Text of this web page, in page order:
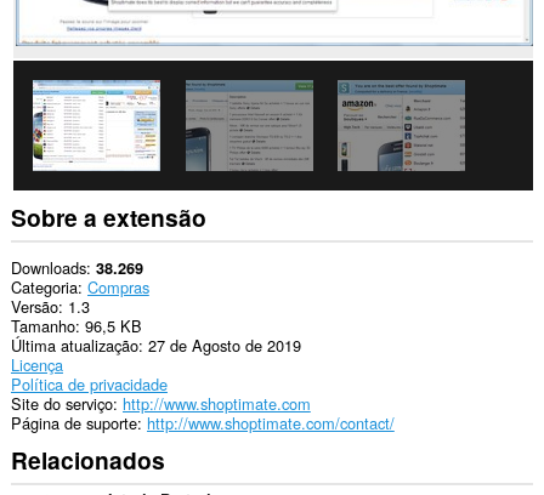
extension
can
create
rich
notifications
and
display
them
to
you
in
the
system
tray.
Esta
extensão
consegue
acessar
suas
guias
Sobre a extensão
Downloads 38.269
Categoria Compras
Versão 1.3
Tamanho 96,5 KB
Última atualização 27 de Agosto de 2019
Licença
Política de privacidade
Site do serviço http://www.shoptimate.com
Página de suporte http://www.shoptimate.com/contact/
Relacionados